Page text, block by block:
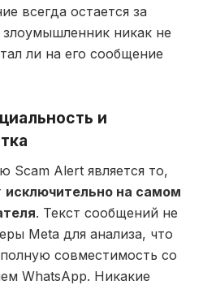
всегда остается за
никак не
ли на его сообщение
и
Scam Alert является то,
исключительно на самом
. Текст сообщений не
Meta для анализа, что
совместимость со
WhatsApp. Никакие